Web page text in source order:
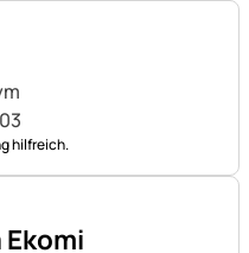
hilfreich.